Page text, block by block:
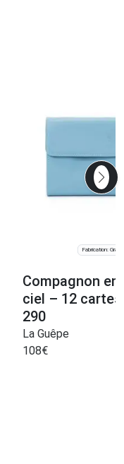
Fabrication:
Compagnon en
ciel – 12
290
La Guêpe
108€